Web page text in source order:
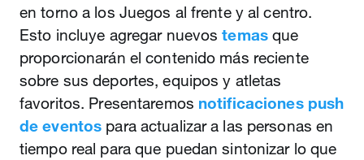
en torno a los Juegos al frente y al centro.
Esto incluye agregar nuevostemasque
proporcionarán el contenido más reciente
sobre sus deportes, equipos y atletas
favoritos. Presentaremos notificaciones push
de eventos para actualizar a las personas en
tiempo real para que puedan sintonizar lo que